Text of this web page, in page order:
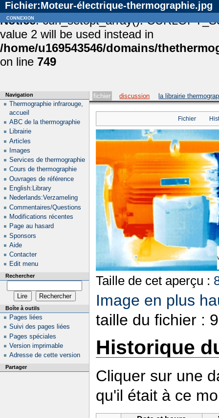
Notice: curl_setopt_array():
value 2 will be used instead in
/home/u169543546/domains/
on line 749
Fichier:Moteur-électrique-thermographie.jpg
fichier discussion la librairie
Fichier
Taille de cet aperçu :
Image en plus
taille du fichier :
Historique
Cliquer sur une
qu'il était à ce
Navigation
Thermographie infrarouge,
accueil
ABC de la thermographie
Librairie
Articles
Images
Services de thermographie
Cours de thermographie
Ouvrages de référence
English:Library
Nederlands:Verzameling
Commentaires/Questions
Modifications récentes
Page au hasard
Sponsors
Aide
Contacter
Edit menu
Rechercher
Boîte à outils
Pages liées
Suivi des pages liées
Pages spéciales
Version imprimable
Adresse de cette version
Partager
connexion